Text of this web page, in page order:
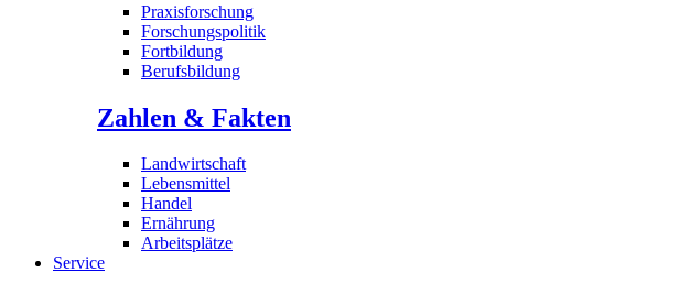
Praxisforschung
Forschungspolitik
Fortbildung
Berufsbildung
Zahlen & Fakten
Landwirtschaft
Lebensmittel
Handel
Ernährung
Arbeitsplätze
Service